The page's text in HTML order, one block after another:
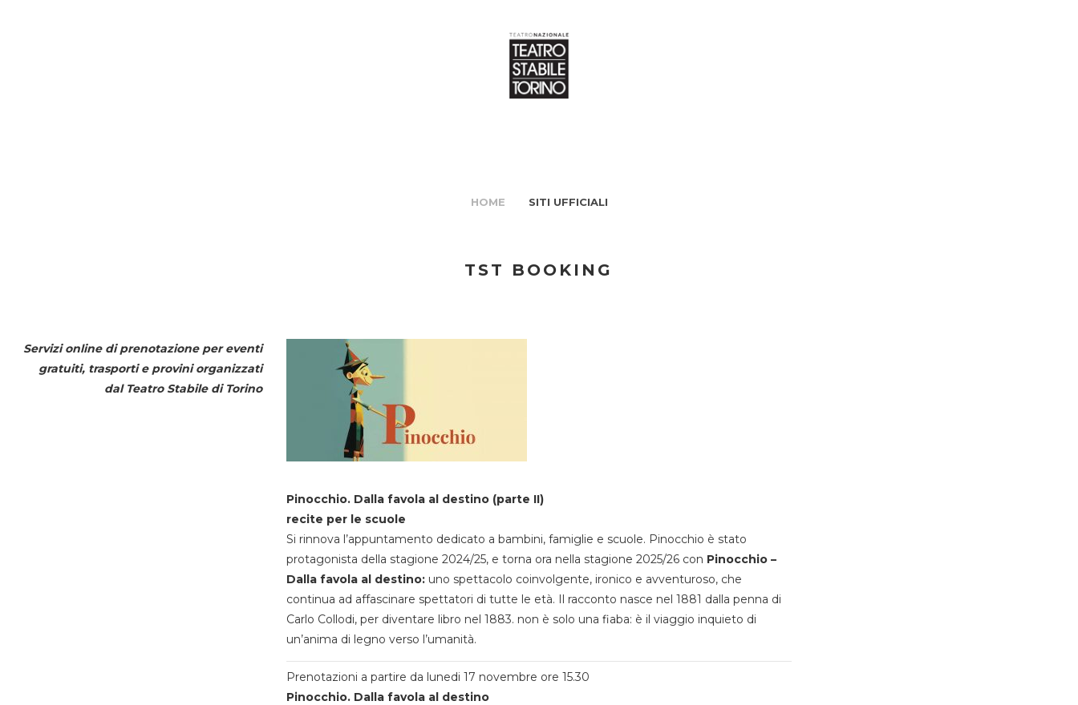
HOME SITI UFFICIALI
TST BOOKING
Servizi online di prenotazione per eventi
gratuiti, trasporti e provini organizzati
dal Teatro Stabile di Torino
Pinocchio. Dalla favola al destino (parte II)
recite per le scuole
Si rinnova l’appuntamento dedicato a bambini, famiglie e scuole. Pinocchio è stato
protagonista della stagione 2024/25, e torna ora nella stagione 2025/26 con Pinocchio –
Dalla favola al destino:uno spettacolo coinvolgente, ironico e avventuroso, che
continua ad affascinare spettatori di tutte le età. Il racconto nasce nel 1881 dalla penna di
Carlo Collodi, per diventare libro nel 1883. non è solo una fiaba: è il viaggio inquieto di
un’anima di legno verso l’umanità.
Prenotazioni a partire da lunedi 17 novembre ore 15.30
Pinocchio. Dalla favola al destino